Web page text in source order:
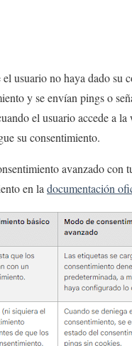
usuario no haya dado su
y se envían pings o
el usuario accede a
su consentimiento.
avanzado con
en la documentación